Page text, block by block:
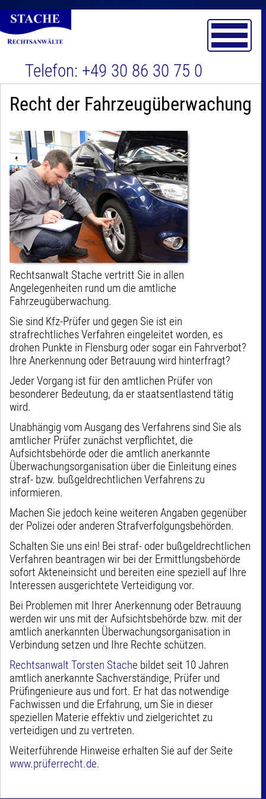
Telefon: +49 30 86 30 75 0
Recht der Fahrzeugüberwachung
Rechtsanwalt Stache vertritt Sie in allen
Angelegenheiten rund um die amtliche
Fahrzeugüberwachung.
Sie sind Kfz-Prüfer und gegen Sie ist ein
strafrechtliches Verfahren eingeleitet worden, es
drohen Punkte in Flensburg oder sogar ein Fahrverbot?
Ihre Anerkennung oder Betrauung wird hinterfragt?
Jeder Vorgang ist für den amtlichen Prüfer von
besonderer Bedeutung, da er staatsentlastend tätig
wird.
Unabhängig vom Ausgang des Verfahrens sind Sie als
amtlicher Prüfer zunächst verpflichtet, die
Aufsichtsbehörde oder die amtlich anerkannte
Überwachungsorganisation über die Einleitung eines
straf- bzw. bußgeldrechtlichen Verfahrens zu
informieren.
Machen Sie jedoch keine weiteren Angaben gegenüber
der Polizei oder anderen Strafverfolgungsbehörden.
Schalten Sie uns ein! Bei straf- oder bußgeldrechtlichen
Verfahren beantragen wir bei der Ermittlungsbehörde
sofort Akteneinsicht und bereiten eine speziell auf Ihre
Interessen ausgerichtete Verteidigung vor.
Bei Problemen mit Ihrer Anerkennung oder Betrauung
werden wir uns mit der Aufsichtsbehörde bzw. mit der
amtlich anerkannten Überwachungsorganisation in
Verbindung setzen und Ihre Rechte schützen.
Rechtsanwalt Torsten Stache bildet seit 10 Jahren
amtlich anerkannte Sachverständige, Prüfer und
Prüfingenieure aus und fort. Er hat das notwendige
Fachwissen und die Erfahrung, um Sie in dieser
speziellen Materie effektiv und zielgerichtet zu
verteidigen und zu vertreten.
Weiterführende Hinweise erhalten Sie auf der Seite
www.prüferrecht.de.
Torsten Stache
Dr. Carsten Göbel
Impressum
Datenschutz